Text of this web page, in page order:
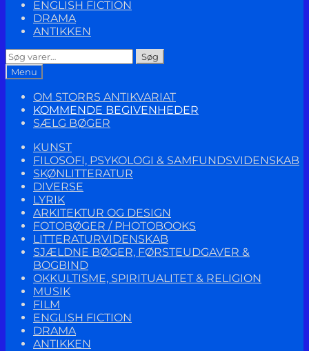
ENGLISH FICTION
DRAMA
ANTIKKEN
Søg
efter:
Søg
Menu
OM STORRS ANTIKVARIAT
KOMMENDE BEGIVENHEDER
SÆLG BØGER
KUNST
FILOSOFI, PSYKOLOGI & SAMFUNDSVIDENSKAB
SKØNLITTERATUR
DIVERSE
LYRIK
ARKITEKTUR OG DESIGN
FOTOBØGER / PHOTOBOOKS
LITTERATURVIDENSKAB
SJÆLDNE BØGER, FØRSTEUDGAVER &
BOGBIND
OKKULTISME, SPIRITUALITET & RELIGION
MUSIK
FILM
ENGLISH FICTION
DRAMA
ANTIKKEN